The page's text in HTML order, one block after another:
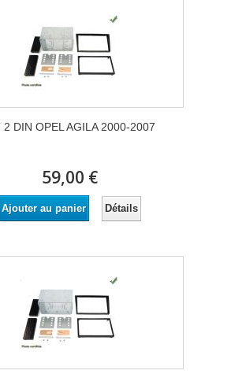
2 DIN OPEL AGILA 2000-2007
59,00 €
Ajouter au panier Détails